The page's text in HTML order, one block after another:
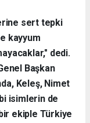
sert tepki
kayyum
dedi.
Başkan
Keleş, Nimet
isimlerin de
ekiple Türkiye